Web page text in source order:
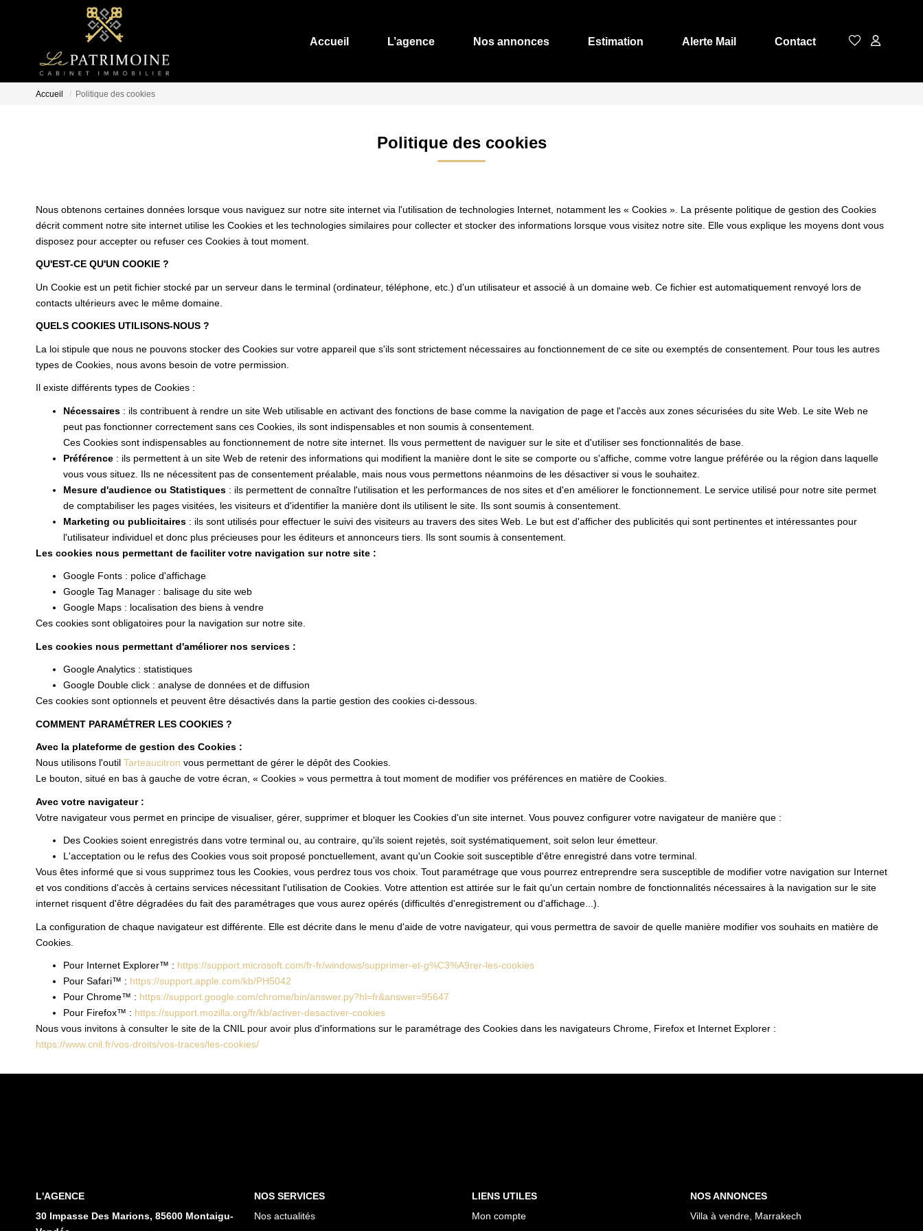
Accueil L’agence Nos annonces Estimation Alerte Mail Contact
Accueil Politique des cookies
Politique des cookies
Nous obtenons certaines données lorsque vous naviguez sur notre site internet via l'utilisation de technologies Internet, notamment les « Cookies ». La présente politique de gestion des Cookies
décrit comment notre site internet utilise les Cookies et les technologies similaires pour collecter et stocker des informations lorsque vous visitez notre site. Elle vous explique les moyens dont vous
disposez pour accepter ou refuser ces Cookies à tout moment.
QU'EST-CE QU'UN COOKIE ?
Un Cookie est un petit fichier stocké par un serveur dans le terminal (ordinateur, téléphone, etc.) d'un utilisateur et associé à un domaine web. Ce fichier est automatiquement renvoyé lors de
contacts ultérieurs avec le même domaine.
QUELS COOKIES UTILISONS-NOUS ?
La loi stipule que nous ne pouvons stocker des Cookies sur votre appareil que s'ils sont strictement nécessaires au fonctionnement de ce site ou exemptés de consentement. Pour tous les autres
types de Cookies, nous avons besoin de votre permission.
Il existe différents types de Cookies :
Nécessaires : ils contribuent à rendre un site Web utilisable en activant des fonctions de base comme la navigation de page et l'accès aux zones sécurisées du site Web. Le site Web ne
peut pas fonctionner correctement sans ces Cookies, ils sont indispensables et non soumis à consentement.
Ces Cookies sont indispensables au fonctionnement de notre site internet. Ils vous permettent de naviguer sur le site et d'utiliser ses fonctionnalités de base.
Préférence : ils permettent à un site Web de retenir des informations qui modifient la manière dont le site se comporte ou s'affiche, comme votre langue préférée ou la région dans laquelle
vous vous situez. Ils ne nécessitent pas de consentement préalable, mais nous vous permettons néanmoins de les désactiver si vous le souhaitez.
Mesure d'audience ou Statistiques : ils permettent de connaître l'utilisation et les performances de nos sites et d'en améliorer le fonctionnement. Le service utilisé pour notre site permet
de comptabiliser les pages visitées, les visiteurs et d'identifier la manière dont ils utilisent le site. Ils sont soumis à consentement.
Marketing ou publicitaires : ils sont utilisés pour effectuer le suivi des visiteurs au travers des sites Web. Le but est d'afficher des publicités qui sont pertinentes et intéressantes pour
l'utilisateur individuel et donc plus précieuses pour les éditeurs et annonceurs tiers. Ils sont soumis à consentement.
Les cookies nous permettant de faciliter votre navigation sur notre site :
Google Fonts : police d'affichage
Google Tag Manager : balisage du site web
Google Maps : localisation des biens à vendre
Ces cookies sont obligatoires pour la navigation sur notre site.
Les cookies nous permettant d'améliorer nos services :
Google Analytics : statistiques
Google Double click : analyse de données et de diffusion
Ces cookies sont optionnels et peuvent être désactivés dans la partie gestion des cookies ci-dessous.
COMMENT PARAMÉTRER LES COOKIES ?
Avec la plateforme de gestion des Cookies :
Nous utilisons l'outil Tarteaucitron vous permettant de gérer le dépôt des Cookies.
Le bouton, situé en bas à gauche de votre écran, « Cookies » vous permettra à tout moment de modifier vos préférences en matière de Cookies.
Avec votre navigateur :
Votre navigateur vous permet en principe de visualiser, gérer, supprimer et bloquer les Cookies d'un site internet. Vous pouvez configurer votre navigateur de manière que :
Des Cookies soient enregistrés dans votre terminal ou, au contraire, qu'ils soient rejetés, soit systématiquement, soit selon leur émetteur.
L'acceptation ou le refus des Cookies vous soit proposé ponctuellement, avant qu'un Cookie soit susceptible d'être enregistré dans votre terminal.
Vous êtes informé que si vous supprimez tous les Cookies, vous perdrez tous vos choix. Tout paramétrage que vous pourrez entreprendre sera susceptible de modifier votre navigation sur Internet
et vos conditions d'accès à certains services nécessitant l'utilisation de Cookies. Votre attention est attirée sur le fait qu'un certain nombre de fonctionnalités nécessaires à la navigation sur le site
internet risquent d'être dégradées du fait des paramétrages que vous aurez opérés (difficultés d'enregistrement ou d'affichage...).
La configuration de chaque navigateur est différente. Elle est décrite dans le menu d'aide de votre navigateur, qui vous permettra de savoir de quelle manière modifier vos souhaits en matière de
Cookies.
Pour Internet Explorer™ : https://support.microsoft.com/fr-fr/windows/supprimer-et-g%C3%A9rer-les-cookies
Pour Safari™ : https://support.apple.com/kb/PH5042
Pour Chrome™ : https://support.google.com/chrome/bin/answer.py?hl=fr&answer=95647
Pour Firefox™ : https://support.mozilla.org/fr/kb/activer-desactiver-cookies
Nous vous invitons à consulter le site de la CNIL pour avoir plus d'informations sur le paramétrage des Cookies dans les navigateurs Chrome, Firefox et Internet Explorer :
https://www.cnil.fr/vos-droits/vos-traces/les-cookies/
L'AGENCE
30 Impasse Des Marions, 85600 Montaigu-
NOS SERVICES
Nos actualités
LIENS UTILES
Mon compte
NOS ANNONCES
Villa à vendre, Marrakech